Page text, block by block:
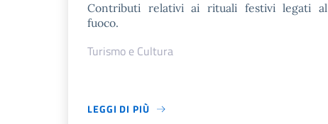
Contributi relativi ai rituali festivi legati al
fuoco.
Turismo e Cultura
LEGGI DI PIÙ